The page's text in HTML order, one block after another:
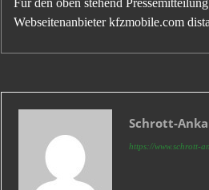
Für den oben stehend
Webseitenanbieter kfzmobile.com
Schrott-
https://www.schrott-